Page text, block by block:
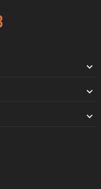


